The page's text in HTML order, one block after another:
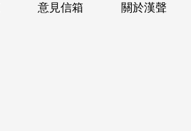
意見信箱 關於漢聲